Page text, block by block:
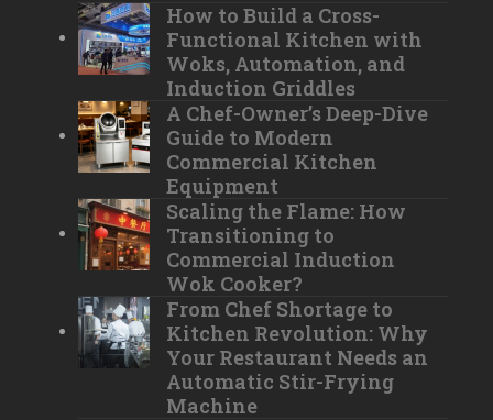
How to Build a Cross-
Functional Kitchen with
Woks, Automation, and
Induction Griddles
A Chef-Owner’s Deep-Dive
Guide to Modern
Commercial Kitchen
Equipment
Scaling the Flame: How
Transitioning to
Commercial Induction
Wok Cooker?
From Chef Shortage to
Kitchen Revolution: Why
Your Restaurant Needs an
Automatic Stir-Frying
Machine